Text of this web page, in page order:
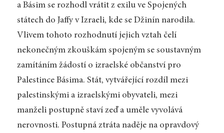
a Básim se rozhodl vrátit z exilu ve Spojených
státech do Jaffy v Izraeli, kde se Džinín narodila.
Vlivem tohoto rozhodnutí jejich vztah čelí
nekonečným zkouškám spojeným se soustavným
zamítáním žádostí o izraelské občanství pro
Palestince Básima. Stát, vytvářející rozdíl mezi
palestinskými a izraelskými obyvateli, mezi
manželi postupně staví zeď a uměle vyvolává
nerovnosti. Postupná ztráta naděje na opravdový